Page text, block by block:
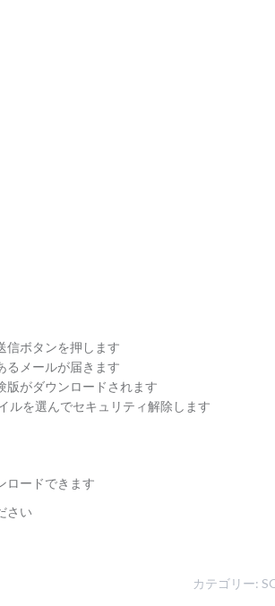
ボタンを押します
メールが届きます
がダウンロードされます
ルを選んでセキュリティ解除します
ロードできます
さい
カテゴリー: